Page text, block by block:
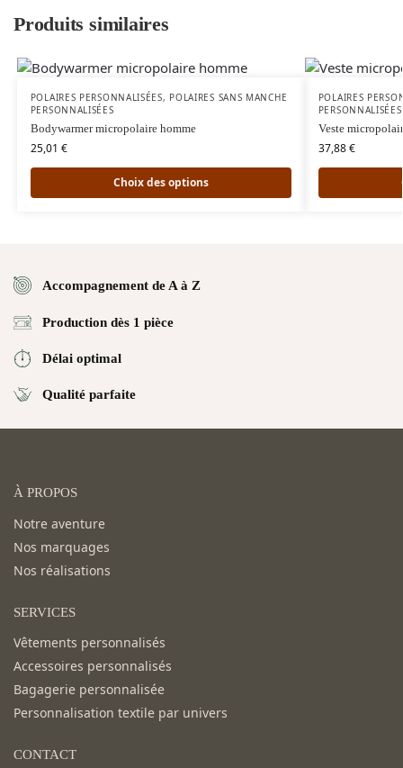
Produits similaires
POLAIRES PERSONNALISÉES, POLAIRES SANS MANCHE
PERSONNALISÉES
Bodywarmer micropolaire homme
25,01 €
Choix des options
POLAIRES
PERSONNALISÉES
Veste
37,88€
Accompagnement de A à Z
Production dès 1 pièce
Délai optimal
Qualité parfaite
À PROPOS
Notre aventure
Nos marquages
Nos réalisations
SERVICES
Vêtements personnalisés
Accessoires personnalisés
Bagagerie personnalisée
Personnalisation textile par univers
CONTACT